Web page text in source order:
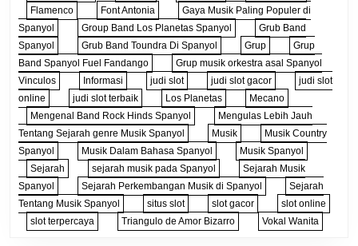
Flamenco
Font Antonia
Gaya Musik Paling Populer di
Spanyol
Group Band Los Planetas Spanyol
Grub Band
Spanyol
Grub Band Toundra Di Spanyol Grup
Grup
Band Spanyol Fuel Fandango
Grup musik orkestra asal Spanyol
Vinculos
Informasi judi slot judi slot gacor
judi slot
online
judi slot terbaik Los Planetas
Mecano
Mengenal Band Rock Hinds Spanyol
Mengulas Lebih Jauh
Tentang Sejarah genre Musik Spanyol
Musik
Musik Country
Spanyol
Musik Dalam Bahasa Spanyol
Musik Spanyol
Sejarah
sejarah musik pada Spanyol
Sejarah Musik
Spanyol
Sejarah Perkembangan Musik di Spanyol
Sejarah
Tentang Musik Spanyol
situs slot slot gacor
slot online
slot terpercaya
Triangulo de Amor Bizarro Vokal Wanita